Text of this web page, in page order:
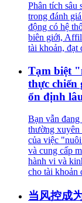
Phân tích sâu
trong đánh
động có hệ
biên giới,
tài khoản, đạt
Tạm biệt
thực chiến
ổn định
Bạn vẫn
thường xuyên
của việc
và cung cấp
hành vi và
cho tài khoản
当风控成